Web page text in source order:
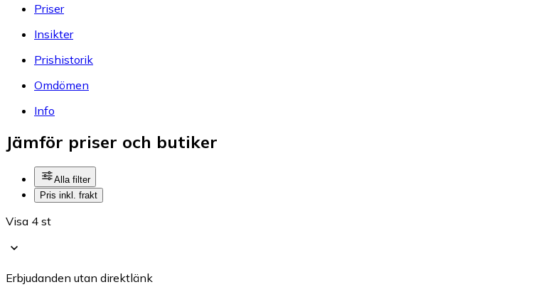
Priser
Insikter
Prishistorik
Omdömen
Info
Jämför priser och butiker
Alla filter
Pris inkl. frakt
Visa 4 st
Erbjudanden utan direktlänk